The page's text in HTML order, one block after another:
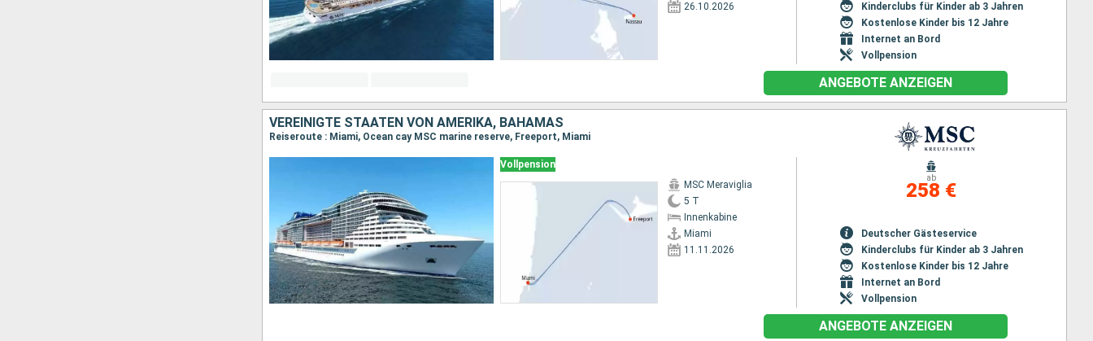
26.10.2026
Kinderclubs für Kinder ab 3 Jahren
Kostenlose Kinder bis 12 Jahre
Internet an Bord
Vollpension
ANGEBOTE ANZEIGEN
VEREINIGTE STAATEN VON AMERIKA, BAHAMAS
Reiseroute : Miami, Ocean cay MSC marine reserve, Freeport, Miami
Vollpension
MSC Meraviglia
5 T
Innenkabine
Miami
11.11.2026
ab
258 €
Deutscher Gästeservice
Kinderclubs für Kinder ab 3 Jahren
Kostenlose Kinder bis 12 Jahre
Internet an Bord
Vollpension
ANGEBOTE ANZEIGEN